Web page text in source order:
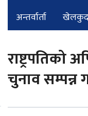
अन्तर्वार्ता
चुनाव सम्पन्न